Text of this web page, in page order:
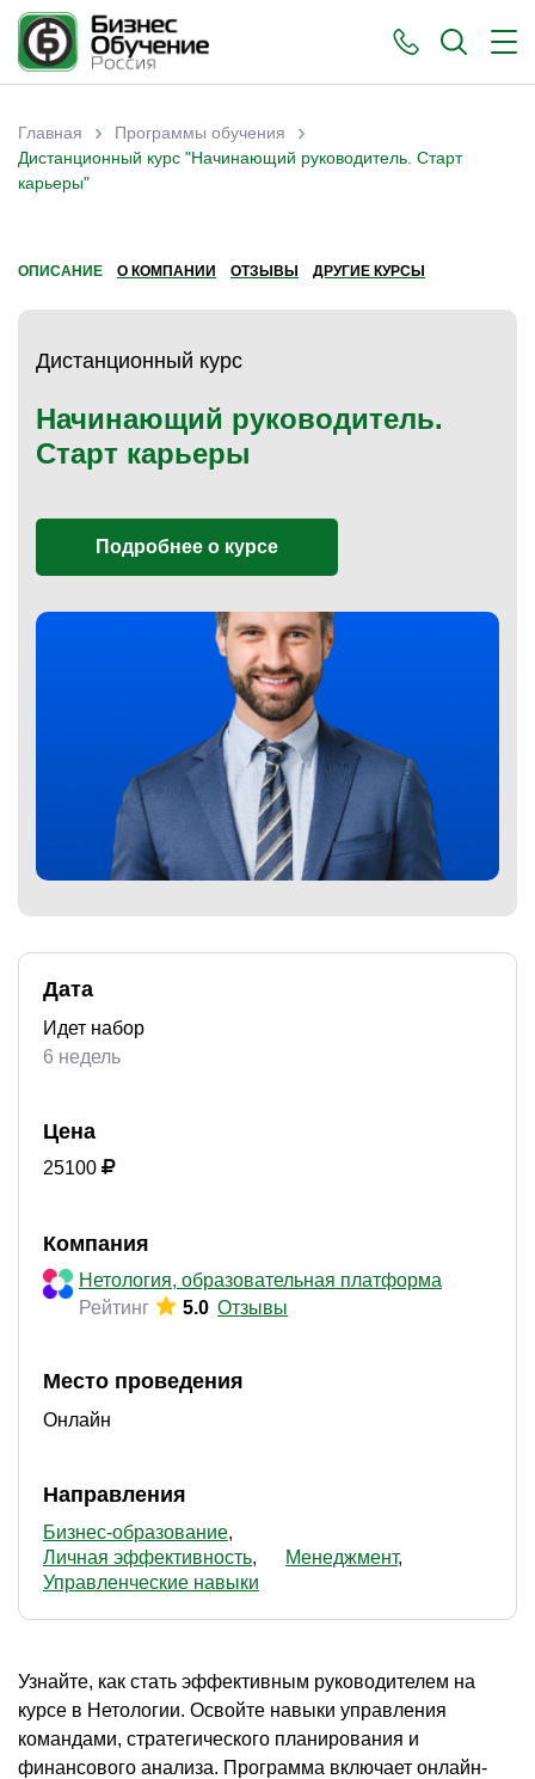
Вы здесь
Главная › Программы обучения ›
Дистанционный курс "Начинающий руководитель. Старт
карьеры"
ОПИСАНИЕ О КОМПАНИИ ОТЗЫВЫ ДРУГИЕ КУРСЫ
Дистанционный курс
Начинающий руководитель.
Старт карьеры
Подробнее о курсе
Дата
Идет набор
6 недель
Цена
25100
Компания
Нетология, образовательная платформа
Рейтинг
5.0 Отзывы
Место проведения
Онлайн
Направления
Бизнес-образование
Личная эффективность
Менеджмент
Управленческие навыки
Узнайте, как стать эффективным руководителем на
курсе в Нетологии. Освойте навыки управления
командами, стратегического планирования и
финансового анализа. Программа включает онлайн-